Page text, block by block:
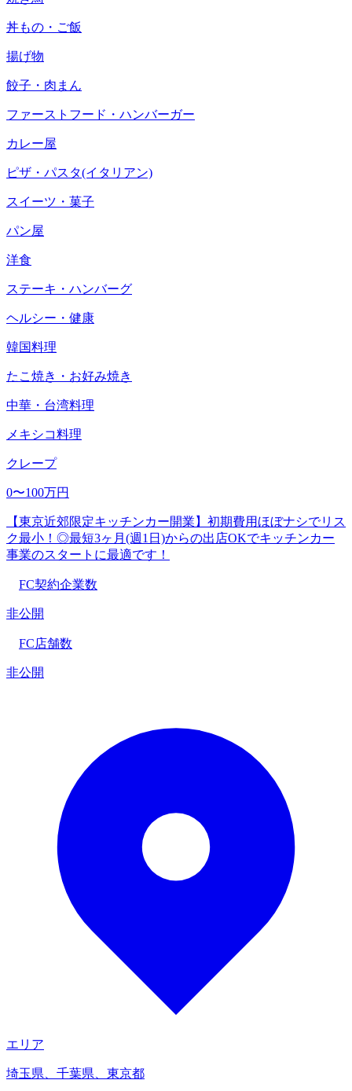
丼もの・ご飯
揚げ物
餃子・肉まん
ファーストフード・ハンバーガー
カレー屋
ピザ・パスタ(イタリアン)
スイーツ・菓子
パン屋
洋食
ステーキ・ハンバーグ
ヘルシー・健康
韓国料理
たこ焼き・お好み焼き
中華・台湾料理
メキシコ料理
クレープ
0〜100万円
【東京近郊限定キッチンカー開業】初期費用ほぼナシでリス
ク最小！◎最短3ヶ月(週1日)からの出店OKでキッチンカー
事業のスタートに最適です！
FC契約企業数
非公開
FC店舗数
非公開
エリア
埼玉県、千葉県、東京都